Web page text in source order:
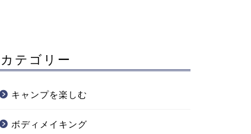
カテゴリー
キャンプを楽しむ
ボディメイキング